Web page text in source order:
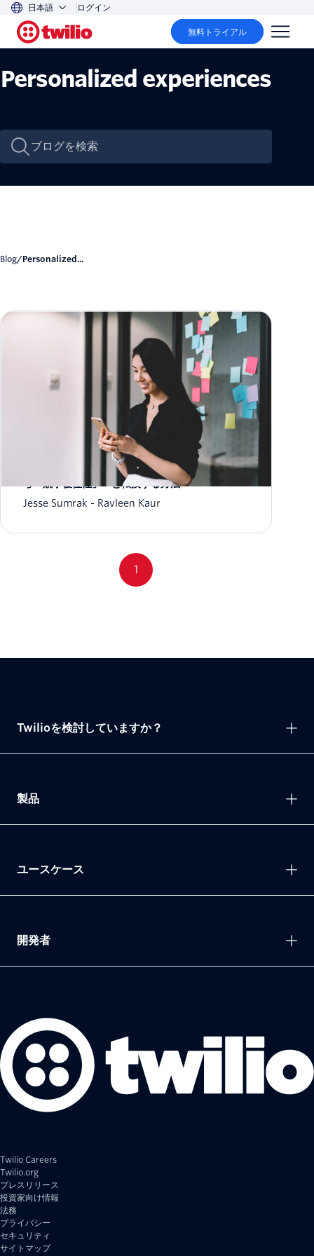
日本語 ログイン
無料トライアル
Personalized experiences
Blog/ Personalized...
データガバナンスを「コンプライアンスの負担」か
ら「競争優位性」へと転換する方法
Jesse Sumrak
Ravleen Kaur
1
Twilio Careers
Twilio.org
プレスリリース
投資家向け情報
法務
プライバシー
セキュリティ
サイトマップ
Twilioを検討していますか？
製品
ユースケース
開発者